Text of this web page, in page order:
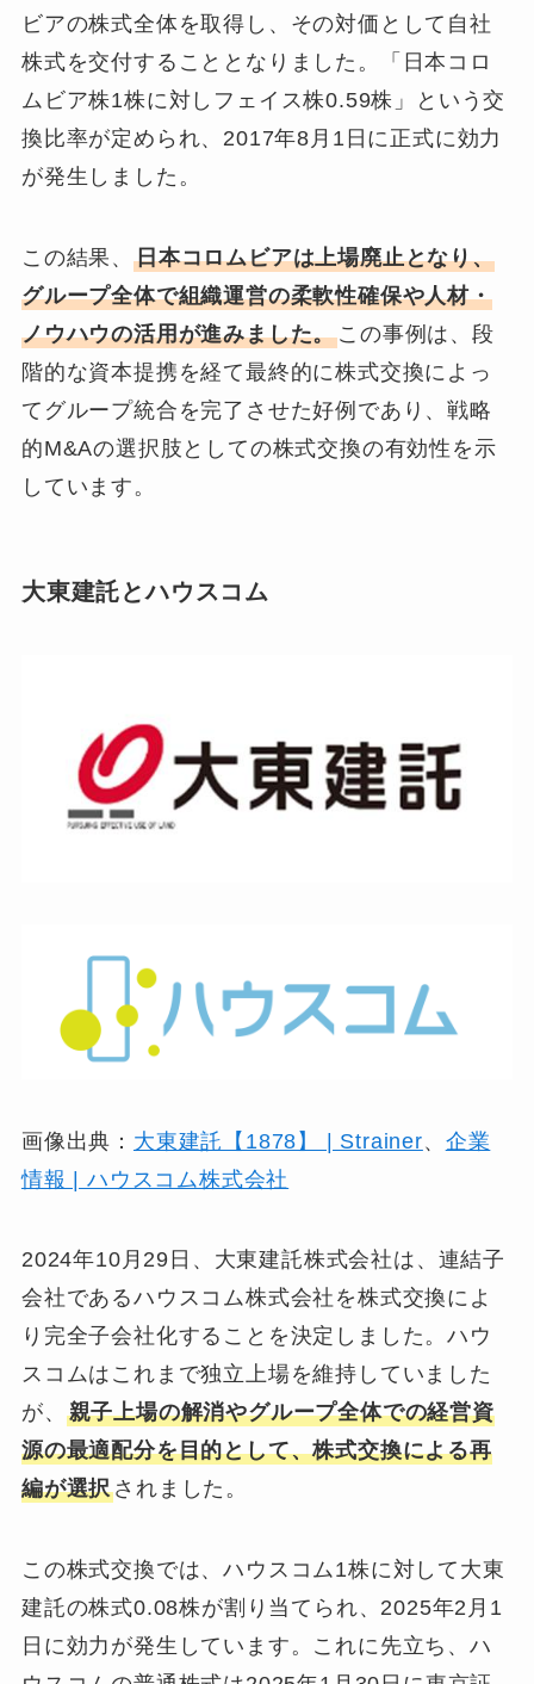
ビアの株式全体を取得し、その対価として自社
株式を交付することとなりました。「日本コロ
ムビア株1株に対しフェイス株0.59株」という交
換比率が定められ、2017年8月1日に正式に効力
が発生しました。
この結果、 日本コロムビアは上場廃止となり、
グループ全体で組織運営の柔軟性確保や人材・
ノウハウの活用が進みました。この事例は、段
階的な資本提携を経て最終的に株式交換によっ
てグループ統合を完了させた好例であり、戦略
的M&Aの選択肢としての株式交換の有効性を示
しています。
大東建託とハウスコム
画像出典： 大東建託【1878】 | Strainer、 企業
情報 | ハウスコム株式会社
2024年10月29日、大東建託株式会社は、連結子
会社であるハウスコム株式会社を株式交換によ
り完全子会社化することを決定しました。ハウ
スコムはこれまで独立上場を維持していました
が、 親子上場の解消やグループ全体での経営資
源の最適配分を目的として、株式交換による再
編が選択されました。
この株式交換では、ハウスコム1株に対して大東
建託の株式0.08株が割り当てられ、2025年2月1
日に効力が発生しています。これに先立ち、ハ